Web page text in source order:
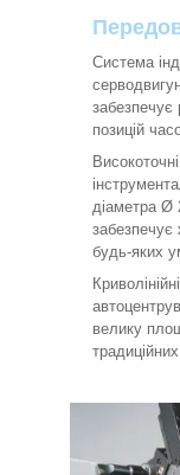
Система
забезпечує
позицій
діаметра Ø
забезпечує
будь-яких
велику